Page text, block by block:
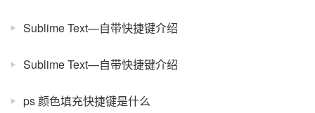
Sublime Text—自带快捷键介绍
Sublime Text—自带快捷键介绍
ps 颜色填充快捷键是什么